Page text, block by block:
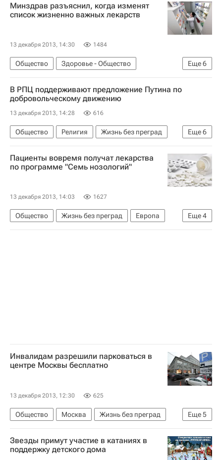
Минздрав разъяснил, когда изменят
список жизненно важных лекарств
13 декабря 2013, 14:30 1484
Еще6
Общество
Здоровье - Общество
Жизнь без преград
Европа
Весь мир
Министерство здравоохранения РФ (Минздрав России)
Здоровье
Россия
В РПЦ поддерживают предложение Путина по
добровольческому движению
13 декабря 2013, 14:28 616
Еще6
Общество Религия
Жизнь без преград
Европа
Весь мир
Владимир Путин
Русская православная церковь
Послание Президента России Федеральному собранию в 2018 году
Россия
Пациенты вовремя получат лекарства
по программе "Семь нозологий"
13 декабря 2013, 14:03 1627
Еще4
Общество Жизнь без преград
Европа
Весь мир
Инвалидам разрешили парковаться в
центре Москвы бесплатно
13 декабря 2013, 12:30 625
Еще5
Общество Москва
Жизнь без преград
Европа
Центральный ФО
Весь мир
Здоровье
Россия
Звезды примут участие в катаниях в
поддержку детского дома